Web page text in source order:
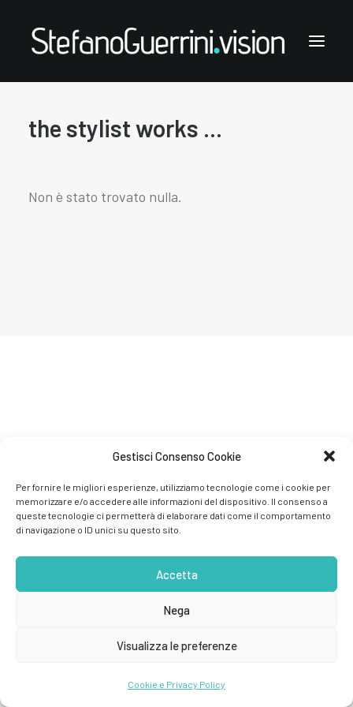
Gestisci Consenso Cookie
Per fornire le migliori esperienze, utilizziamo tecnologie come i cookie per
memorizzare e/o accedere alle informazioni del dispositivo. Il consenso a
queste tecnologie ci permetterà di elaborare dati come il comportamento
di navigazione o ID unici su questo sito.
Accetta
Nega
Visualizza le preferenze
Cookie e Privacy Policy
Stefano Guerrini
the style notes
the stylist works ...
Non è stato trovato nulla.